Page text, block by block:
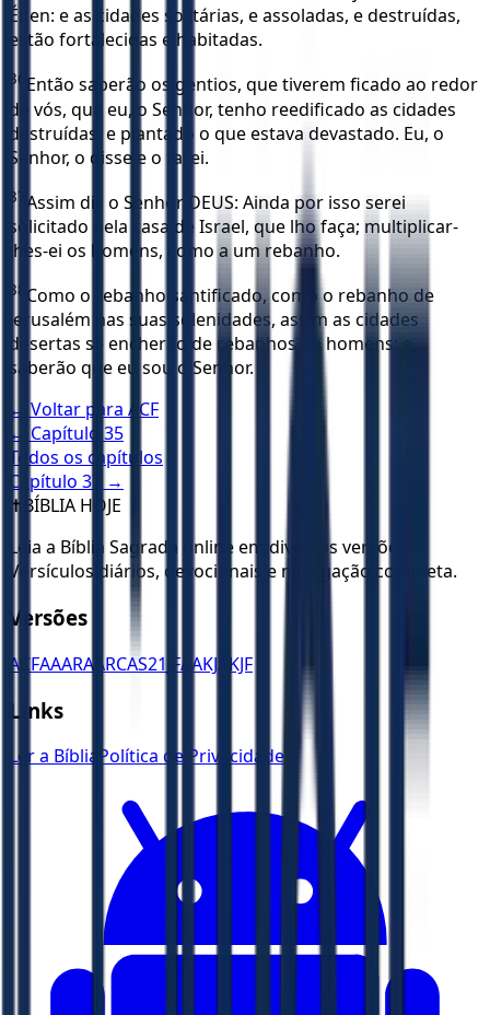
Éden: e as cidades solitárias, e assoladas, e destruídas,
estão fortalecidas e habitadas.
36 Então saberão os gentios, que tiverem ficado ao redor
de vós, que eu, o Senhor, tenho reedificado as cidades
destruídas, e plantado o que estava devastado. Eu, o
Senhor, o disse e o farei.
37 Assim diz o Senhor DEUS: Ainda por isso serei
solicitado pela casa de Israel, que lho faça; multiplicar-
lhes-ei os homens, como a um rebanho.
38 Como o rebanho santificado, como o rebanho de
Jerusalém nas suas solenidades, assim as cidades
desertas se encherão de rebanhos de homens; e
saberão que eu sou o Senhor.
← Voltar para ACF
← Capítulo 35
Todos os capítulos
Capítulo 37
→
✝️ BÍBLIA HOJE
Leia a Bíblia Sagrada online em diversas versões.
Versículos diários, devocionais e navegação completa.
Versões
ACFAAARA ARCAS21 JFAAKJA KJF
Links
Ler a Bíblia Política de Privacidade